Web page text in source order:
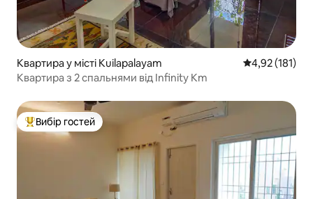
Квартира у місті Kuilapalayam Середня
4,92 (181)
Квартира з 2 спальнями від Infinity Km
Топ вибір гостей
Вибір гостей